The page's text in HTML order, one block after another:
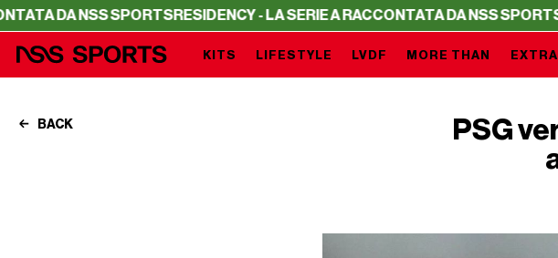
SPORTSRESIDENCY - LA SERIE A RACCONTATA DA NSS SPORTS
KITS LIFESTYLE LVDF MORE THAN
BACK
PSG